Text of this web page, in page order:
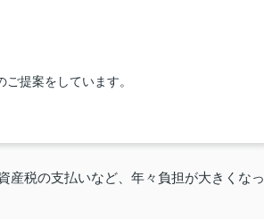
提案をしています。
産税の支払いなど、年々負担が大きくなっ